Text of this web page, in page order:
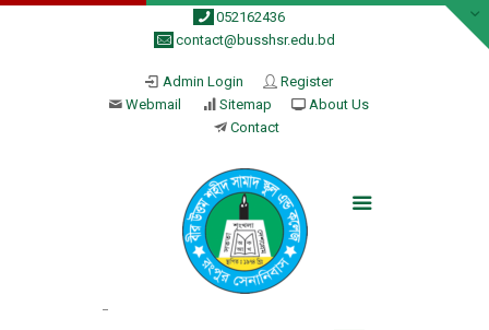
052162436
contact@busshsr.edu.bd
Admin Login
Register
Webmail
Sitemap
About Us
Contact